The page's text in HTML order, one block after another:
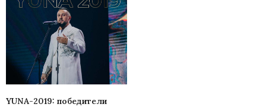
YUNA-2019: победители